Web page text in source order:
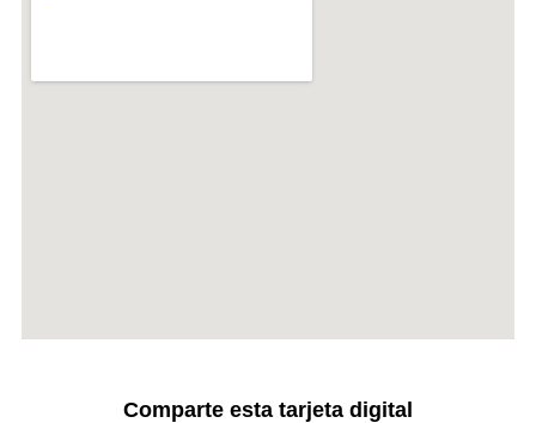
Comparte esta tarjeta digital